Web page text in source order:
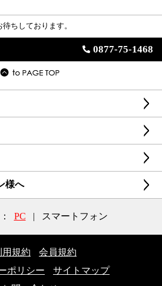
ちしております。
0877-75-1468
様へ
PC | スマートフォン
用規約
会員規約
ポリシー
サイトマップ